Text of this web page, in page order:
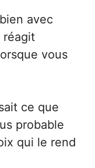
avec
réagit
vous
ce que
probable
qui le rend